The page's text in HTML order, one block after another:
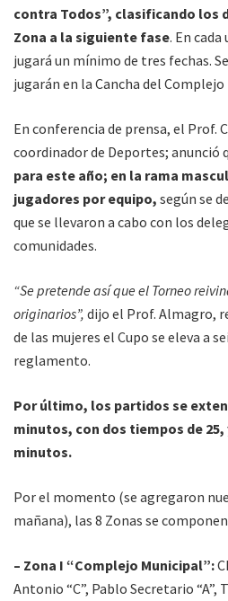
contra Todos”, clasificando los
Zona a la siguiente fase. En cada
jugará un mínimo de tres fechas.
jugarán en la Cancha del
En conferencia de prensa, el Prof.
coordinador de Deportes; anunció
para este año; en la rama
jugadores por equipo, según se
que se llevaron a cabo con los
comunidades.
“Se pretende así que el Torneo
originarios”, dijo el Prof. Almagro,
de las mujeres el Cupo se eleva a
reglamento.
Por último, los partidos se
minutos, con dos tiempos de 25,
minutos.
Por el momento (se agregaron
mañana), las 8 Zonas se
– Zona I “Complejo Municipal”:
Antonio “C”, Pablo Secretario “A”,